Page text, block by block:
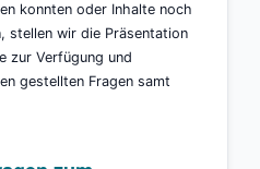
konnten oder Inhalte noch
stellen wir die Präsentation
zur Verfügung und
gestellten Fragen samt